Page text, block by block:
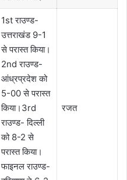
1st राउण्ड-
उत्तराखंड 9-1
से परास्त किया।
2nd राउण्ड-
आंध्रप्रदेश को
5-00 से परास्त
किया।3rd
राउण्ड- दिल्ली
को 8-2 से
परास्त किया।
फाइनल राउण्ड-
रजत